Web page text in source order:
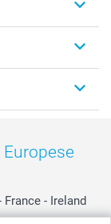
France - Ireland